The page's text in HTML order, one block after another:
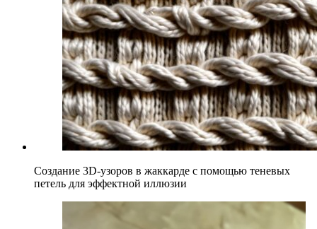
Создание 3D-узоров в жаккарде с помощью теневых
петель для эффектной иллюзии